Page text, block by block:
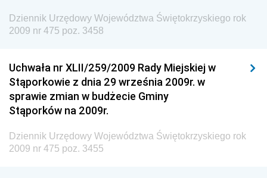
Dziennik Urzędowy Ministerstwa Komunikacji
Dziennik Urzędowy Ministerstwa Przemysłu
Dziennik Urzędowy Ministerstwa Rolnictwa i
Gospodarki Żywnościowej
Dziennik Urzędowy Ministra Rodziny, Pracy i Polityki
Społecznej
Dziennik Urzędowy Ministra Cyfryzacji
Dziennik Urzędowy Województwa Świętokrzyskiego rok
2009 nr 475 poz. 3458
Uchwała nr XLII/259/2009 Rady Miejskiej w
Stąporkowie z dnia 29 września 2009r. w
sprawie zmian w budżecie Gminy
Stąporków na 2009r.
Dziennik Urzędowy Województwa Świętokrzyskiego rok
2009 nr 475 poz. 3455